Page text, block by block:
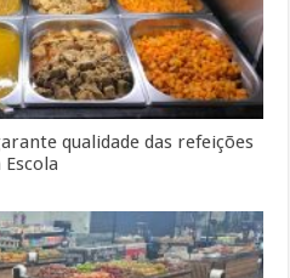
qualidade das refeições